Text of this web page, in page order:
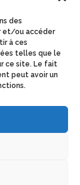
des
et/ou accéder
à ces
telles que le
ce site. Le fait
peut avoir un